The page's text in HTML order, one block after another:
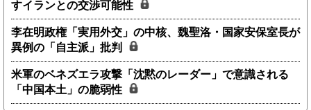
すイランとの交渉可能性
李在明政権「実用外交」の中核、魏聖洛・国家安保室長が
異例の「自主派」批判
米軍のベネズエラ攻撃「沈黙のレーダー」で意識される
「中国本土」の脆弱性